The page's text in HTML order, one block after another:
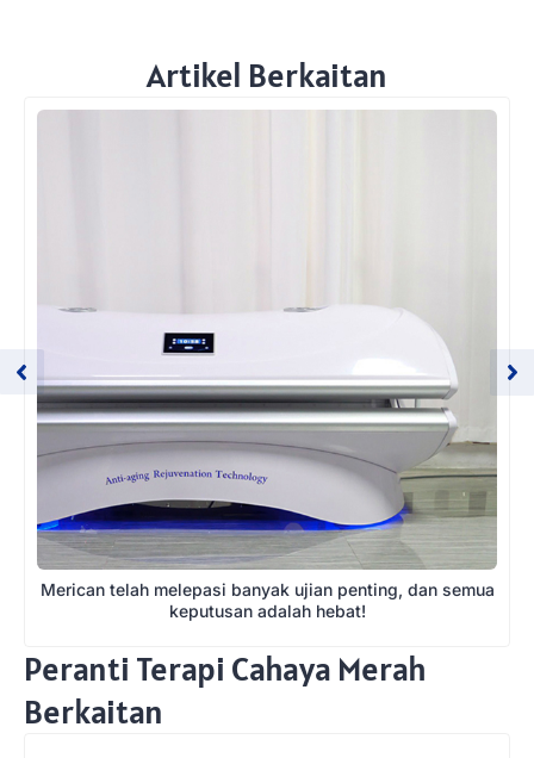
Artikel Berkaitan
Merican telah melepasi banyak ujian penting, dan semua
keputusan adalah hebat!
Peranti Terapi Cahaya Merah
Berkaitan